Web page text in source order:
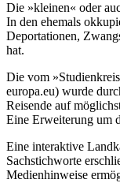
Die »kleinen« oder
In den ehemals
Deportationen,
hat.
Die vom
europa.eu) wurde
Reisende auf
Eine Erweiterung um
Eine interaktive
Sachstichworte
Medienhinweise